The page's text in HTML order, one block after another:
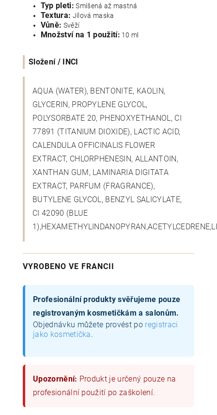
Typ pleti: Smíšená až mastná
Textura: Jílová maska
Vůně: Svěží
Množství na 1 použití: 10 ml
Složení / INCI
AQUA (WATER), BENTONITE, KAOLIN,
GLYCERIN, PROPYLENE GLYCOL,
POLYSORBATE 20, PHENOXYETHANOL, CI
77891 (TITANIUM DIOXIDE), LACTIC ACID,
CALENDULA OFFICINALIS FLOWER
EXTRACT, CHLORPHENESIN, ALLANTOIN,
XANTHAN GUM, LAMINARIA DIGITATA
EXTRACT, PARFUM (FRAGRANCE),
BUTYLENE GLYCOL, BENZYL SALICYLATE,
CI 42090 (BLUE
VYROBENO VE FRANCII
Profesionální produkty svěřujeme pouze
registrovaným kosmetičkám a salonům.
Objednávku můžete provést po registraci
jako kosmetička.
Upozornění: Produkt je určený pouze na
profesionální použití po zaškolení.